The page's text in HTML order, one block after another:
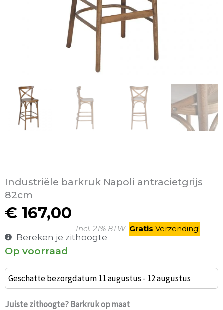
Industriële barkruk Napoli antracietgrijs
82cm
€ 167,00
Incl. 21% BTW Gratis Verzending!
Bereken je zithoogte
Op voorraad
Geschatte bezorgdatum 11 augustus - 12 augustus
Juiste zithoogte? Barkruk op maat
Anthoney
Antiek
gebeitst